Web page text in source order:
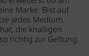
Marke. Bist auf
jedes Medium.
die knalligen
richtig zur Geltung.